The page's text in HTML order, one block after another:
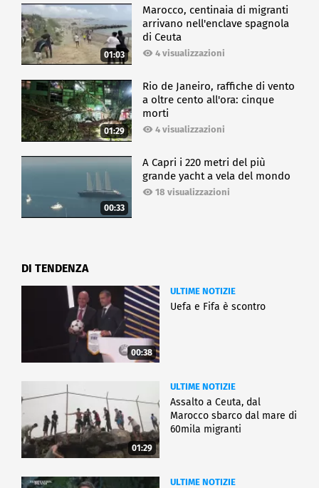
01:03
Marocco, centinaia di migranti
arrivano nell'enclave spagnola
di Ceuta
4 visualizzazioni
01:29
Rio de Janeiro, raffiche di vento
a oltre cento all'ora: cinque
morti
4 visualizzazioni
00:33
A Capri i 220 metri del più
grande yacht a vela del mondo
18 visualizzazioni
DI TENDENZA
00:38
ULTIME NOTIZIE
Uefa e Fifa è scontro
01:29
ULTIME NOTIZIE
Assalto a Ceuta, dal
Marocco sbarco dal mare di
60mila migranti
ULTIME NOTIZIE